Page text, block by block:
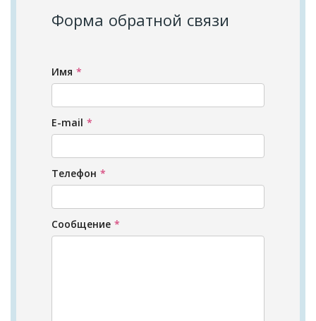
Форма обратной связи
Имя *
E-mail *
Телефон *
Сообщение *